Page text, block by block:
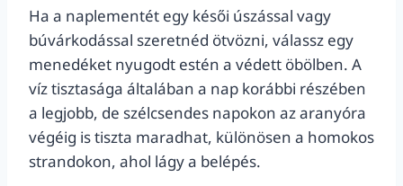
Ha a naplementét egy késői úszással vagy
búvárkodással szeretnéd ötvözni, válassz egy
menedéket nyugodt estén a védett öbölben. A
víz tisztasága általában a nap korábbi részében
a legjobb, de szélcsendes napokon az aranyóra
végéig is tiszta maradhat, különösen a homokos
strandokon, ahol lágy a belépés.